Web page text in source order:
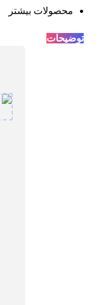
محصولات بیشتر
توضیحات